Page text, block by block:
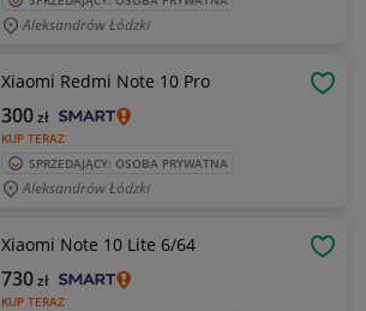
Aleksandrów Łódzki
Xiaomi Redmi Note 10 Pro
KUP TERAZ
300zł
SPRZEDAJĄCY: OSOBA PRYWATNA
Aleksandrów Łódzki
Xiaomi Note 10 Lite 6/64
KUP TERAZ
730zł